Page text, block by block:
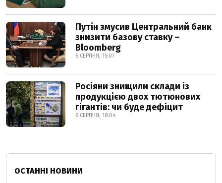
Путін змусив Центральний банк
знизити базову ставку –
Bloomberg
6 СЕРПНЯ, 15:07
Росіяни знищили склади із
продукцією двох тютюнових
гігантів: чи буде дефіцит
6 СЕРПНЯ, 18:04
ОСТАННІ НОВИНИ